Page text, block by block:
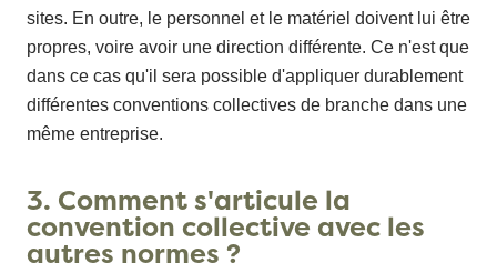
sites. En outre, le personnel et le matériel doivent lui être
propres, voire avoir une direction différente. Ce n'est que
dans ce cas qu'il sera possible d'appliquer durablement
différentes conventions collectives de branche dans une
même entreprise.
3. Comment s'articule la
convention collective avec les
autres normes ?